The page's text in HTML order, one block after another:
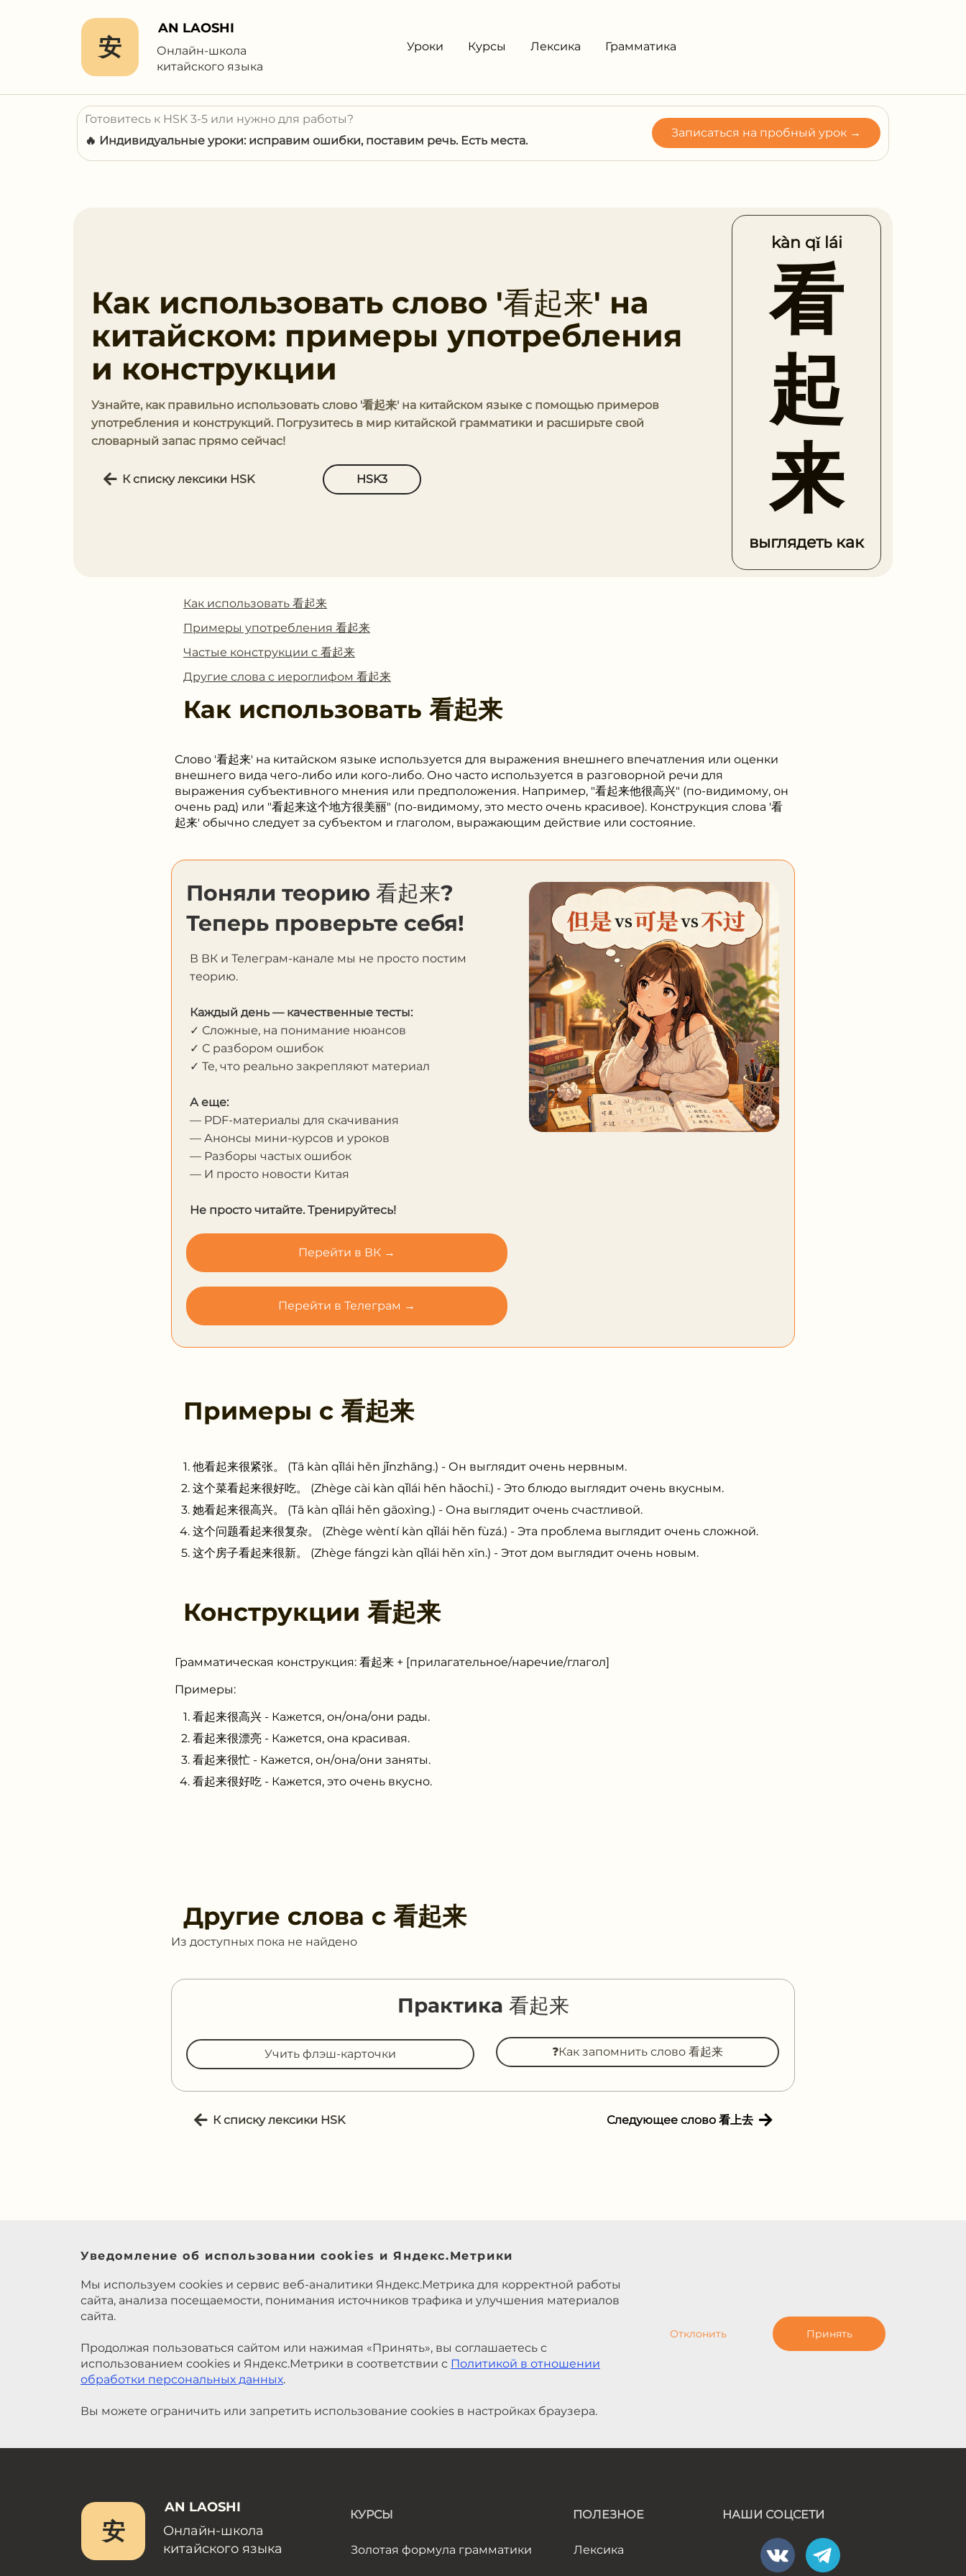
安
AN LAOSHI
Онлайн-школа
китайского языка
Уроки Курсы Лексика Грамматика
Готовитесь к HSK 3-5 или нужно для работы?
🔥 Индивидуальные уроки: исправим ошибки, поставим речь. Есть места.
Записаться на пробный урок →
Как использовать слово '看起来' на
китайском: примеры употребления
и конструкции
Узнайте, как правильно использовать слово '看起来' на китайском языке с помощью примеров
употребления и конструкций. Погрузитесь в мир китайской грамматики и расширьте свой
словарный запас прямо сейчас!
К списку лексики HSK HSK3
kàn qǐ lái
看
起
来
выглядеть как
Как использовать 看起来
Примеры употребления 看起来
Частые конструкции с 看起来
Другие слова с иероглифом 看起来
Как использовать 看起来
Слово '看起来' на китайском языке используется для выражения внешнего впечатления или оценки
внешнего вида чего-либо или кого-либо. Оно часто используется в разговорной речи для
выражения субъективного мнения или предположения. Например, "看起来他很高兴" (по-видимому, он
очень рад) или "看起来这个地方很美丽" (по-видимому, это место очень красивое). Конструкция слова '看
起来' обычно следует за субъектом и глаголом, выражающим действие или состояние.
Поняли теорию 看起来?
Теперь проверьте себя!
В ВК и Телеграм-канале мы не просто постим
теорию.
Каждый день — качественные тесты:
✓ Сложные, на понимание нюансов
✓ С разбором ошибок
✓ Те, что реально закрепляют материал
А еще:
— PDF-материалы для скачивания
— Анонсы мини-курсов и уроков
— Разборы частых ошибок
— И просто новости Китая
Не просто читайте. Тренируйтесь!
Перейти в ВК →
Перейти в Телеграм →
Примеры с 看起来
他看起来很紧张。 (Tā kàn qǐlái hěn jǐnzhāng.) - Он выглядит очень нервным.
这个菜看起来很好吃。 (Zhège cài kàn qǐlái hěn hǎochī.) - Это блюдо выглядит очень вкусным.
她看起来很高兴。 (Tā kàn qǐlái hěn gāoxìng.) - Она выглядит очень счастливой.
这个问题看起来很复杂。 (Zhège wèntí kàn qǐlái hěn fùzá.) - Эта проблема выглядит очень сложной.
这个房子看起来很新。 (Zhège fángzi kàn qǐlái hěn xīn.) - Этот дом выглядит очень новым.
Конструкции 看起来
Грамматическая конструкция: 看起来 + [прилагательное/наречие/глагол]
Примеры:
看起来很高兴 - Кажется, он/она/они рады.
看起来很漂亮 - Кажется, она красивая.
看起来很忙 - Кажется, он/она/они заняты.
看起来很好吃 - Кажется, это очень вкусно.
Другие слова с 看起来
Из доступных пока не найдено
Практика 看起来
Учить флэш-карточки ❓Как запомнить слово 看起来
К списку лексики HSK Следующее слово 看上去
Уведомление об использовании cookies и Яндекс.Метрики
Мы используем cookies и сервис веб-аналитики Яндекс.Метрика для корректной работы
сайта, анализа посещаемости, понимания источников трафика и улучшения материалов
сайта.
Продолжая пользоваться сайтом или нажимая «Принять», вы соглашаетесь с
использованием cookies и Яндекс.Метрики в соответствии с Политикой в отношении
обработки персональных данных.
Вы можете ограничить или запретить использование cookies в настройках браузера.
Отклонить Принять
安
AN LAOSHI
Онлайн-школа
китайского языка
КУРСЫ
Золотая формула грамматики
ПОЛЕЗНОЕ
Лексика
НАШИ СОЦСЕТИ